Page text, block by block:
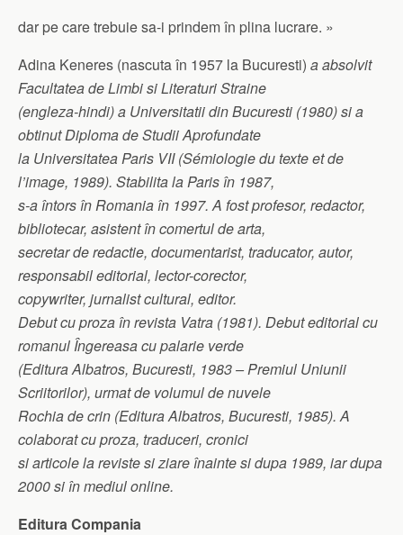
dar pe care trebuie sa-i prindem în plina lucrare. »
Adina Keneres (nascuta în 1957 la Bucuresti) a absolvit
Facultatea de Limbi si Literaturi Straine
(engleza-hindi) a Universitatii din Bucuresti (1980) si a
obtinut Diploma de Studii Aprofundate
la Universitatea Paris VII (Sémiologie du texte et de
l’image, 1989). Stabilita la Paris în 1987,
s-a întors în Romania în 1997. A fost profesor, redactor,
bibliotecar, asistent în comertul de arta,
secretar de redactie, documentarist, traducator, autor,
responsabil editorial, lector-corector,
copywriter, jurnalist cultural, editor.
Debut cu proza în revista Vatra (1981). Debut editorial cu
romanul Îngereasa cu palarie verde
(Editura Albatros, Bucuresti, 1983 – Premiul Uniunii
Scriitorilor), urmat de volumul de nuvele
Rochia de crin (Editura Albatros, Bucuresti, 1985). A
colaborat cu proza, traduceri, cronici
si articole la reviste si ziare înainte si dupa 1989, iar dupa
2000 si în mediul online.
Editura Compania